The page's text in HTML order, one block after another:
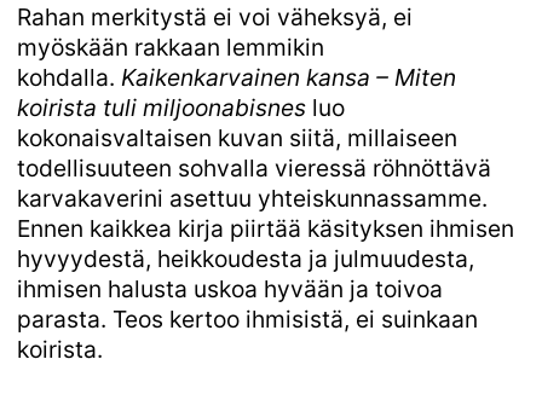
Rahan merkitystä ei voi väheksyä, ei
myöskään rakkaan lemmikin
kohdalla. Kaikenkarvainen kansa – Miten
koirista tuli miljoonabisnes luo
kokonaisvaltaisen kuvan siitä, millaiseen
todellisuuteen sohvalla vieressä röhnöttävä
karvakaverini asettuu yhteiskunnassamme.
Ennen kaikkea kirja piirtää käsityksen ihmisen
hyvyydestä, heikkoudesta ja julmuudesta,
ihmisen halusta uskoa hyvään ja toivoa
parasta. Teos kertoo ihmisistä, ei suinkaan
koirista.